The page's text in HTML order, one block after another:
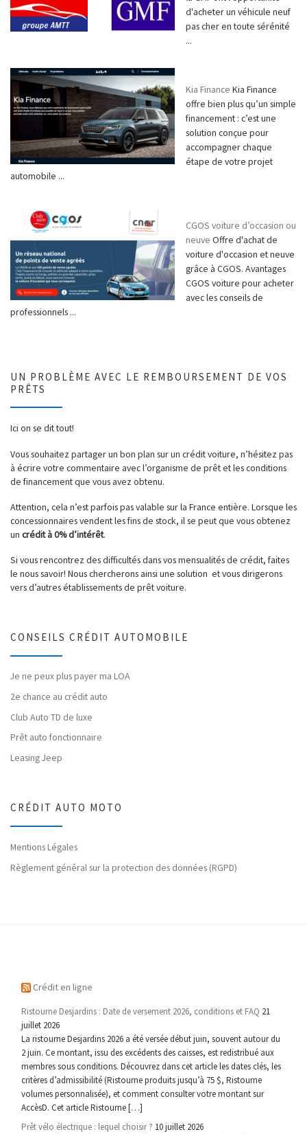
d'acheter un véhicule neuf
pas cher en toute sérénité
...
Kia Finance Kia Finance
offre bien plus qu’un simple
financement : c’est une
solution conçue pour
accompagner chaque
étape de votre projet
automobile ...
CGOS voiture d’occasion ou
neuve Offre d'achat de
voiture d'occasion et neuve
grâce à CGOS. Avantages
CGOS voiture pour acheter
avec les conseils de
professionnels ...
UN PROBLÈME AVEC LE REMBOURSEMENT DE VOS
PRÊTS
Ici on se dit tout!
Vous souhaitez partager un bon plan sur un crédit voiture, n’hésitez pas
à écrire votre commentaire avec l’organisme de prêt et les conditions
de financement que vous avez obtenu.
Attention, cela n’est parfois pas valable sur la France entière. Lorsque les
concessionnaires vendent les fins de stock, il se peut que vous obtenez
un crédit à 0% d’intérêt.
Si vous rencontrez des difficultés dans vos mensualités de crédit, faites
le nous savoir! Nous chercherons ainsi une solution et vous dirigerons
vers d’autres établissements de prêt voiture.
CONSEILS CRÉDIT AUTOMOBILE
Je ne peux plus payer ma LOA
2e chance au crédit auto
Club Auto TD de luxe
Prêt auto fonctionnaire
Leasing Jeep
CRÉDIT AUTO MOTO
Mentions Légales
Règlement général sur la protection des données (RGPD)
Crédit en ligne
Ristourne Desjardins : Date de versement 2026, conditions et FAQ 21
juillet 2026
La ristourne Desjardins 2026 a été versée début juin, souvent autour du
2 juin. Ce montant, issu des excédents des caisses, est redistribué aux
membres sous conditions. Découvrez dans cet article les dates clés, les
critères d’admissibilité (Ristourne produits jusqu’à 75 $, Ristourne
volumes personnalisée), et comment consulter votre montant sur
AccèsD. Cet article Ristourne […]
Prêt vélo électrique : lequel choisir ? 10 juillet 2026